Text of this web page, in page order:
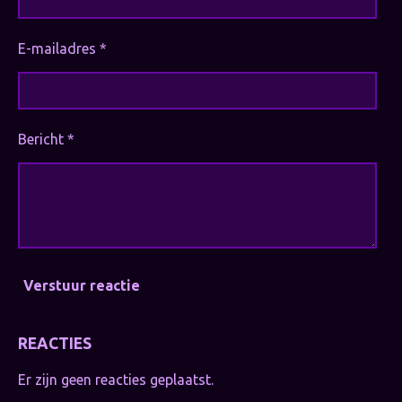
E-mailadres *
Bericht *
Verstuur reactie
REACTIES
Er zijn geen reacties geplaatst.